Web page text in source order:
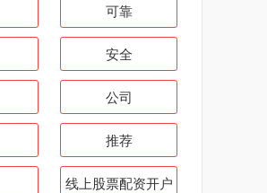
可靠
安全
公司
推荐
线上股票配资开户